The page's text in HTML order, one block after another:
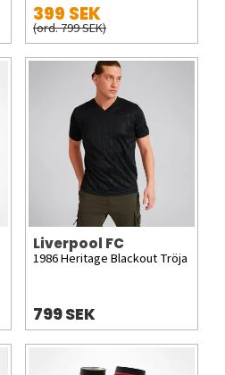
399 SEK
(ord. 799 SEK)
Liverpool FC
1986 Heritage Blackout Tröja
799 SEK